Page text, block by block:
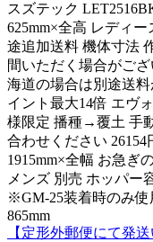
スズテック
625mm×全高 レディ
途追加送料 機体寸法
間いただく場合がご
海道の場合は別途送
イント最大14倍 エヴ
様限定 播種→覆土 手
合わせください
1915mm×全幅 お急ぎ
メンズ 別売 ホッパー
※GM-25装着時のみ
865mm
【定形外郵便にて発